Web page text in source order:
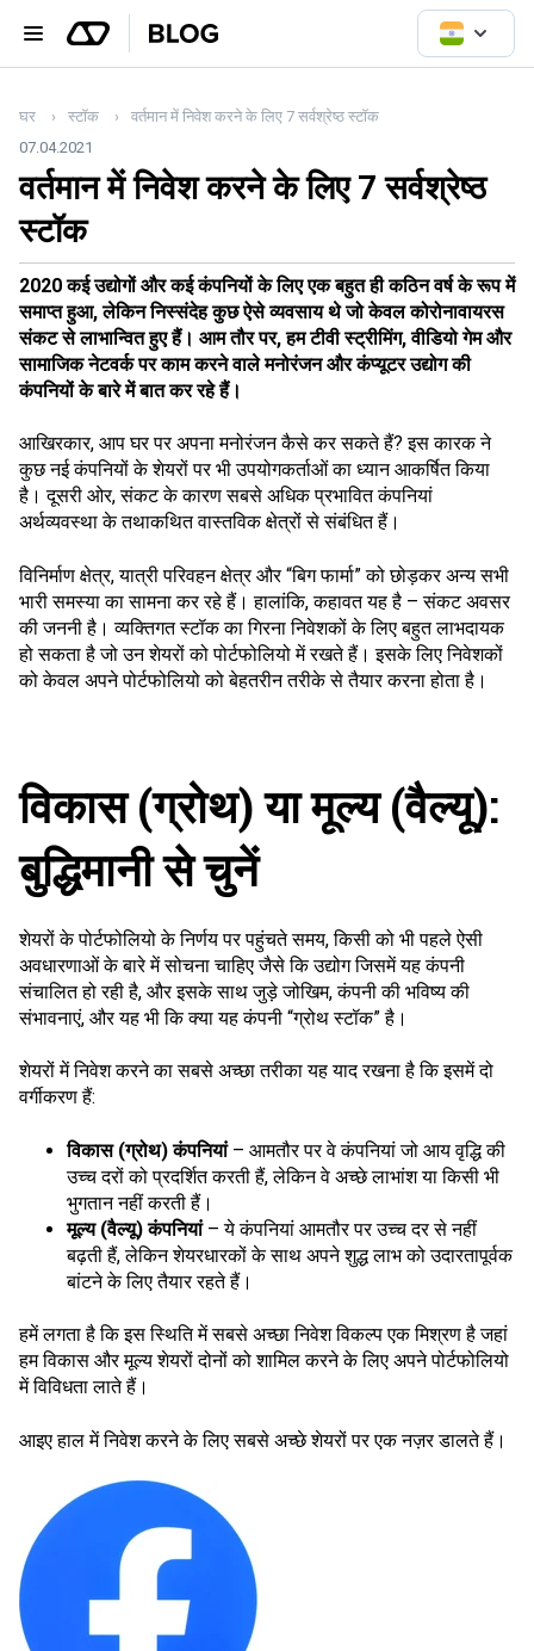
घर स्टॉक
वर्तमान में निवेश करने के लिए 7 सर्वश्रेष्ठ स्टॉक
07.04.2021
वर्तमान में निवेश करने के लिए 7 सर्वश्रेष्ठ
स्टॉक
2020 कई उद्योगों और कई कंपनियों के लिए एक बहुत ही कठिन वर्ष के रूप में
समाप्त हुआ, लेकिन निस्संदेह कुछ ऐसे व्यवसाय थे जो केवल कोरोनावायरस
संकट से लाभान्वित हुए हैं। आम तौर पर, हम टीवी स्ट्रीमिंग, वीडियो गेम और
सामाजिक नेटवर्क पर काम करने वाले मनोरंजन और कंप्यूटर उद्योग की
कंपनियों के बारे में बात कर रहे हैं।
आखिरकार, आप घर पर अपना मनोरंजन कैसे कर सकते हैं? इस कारक ने
कुछ नई कंपनियों के शेयरों पर भी उपयोगकर्ताओं का ध्यान आकर्षित किया
है। दूसरी ओर, संकट के कारण सबसे अधिक प्रभावित कंपनियां
अर्थव्यवस्था के तथाकथित वास्तविक क्षेत्रों से संबंधित हैं।
विनिर्माण क्षेत्र, यात्री परिवहन क्षेत्र और “बिग फार्मा” को छोड़कर अन्य सभी
भारी समस्या का सामना कर रहे हैं। हालांकि, कहावत यह है – संकट अवसर
की जननी है। व्यक्तिगत स्टॉक का गिरना निवेशकों के लिए बहुत लाभदायक
हो सकता है जो उन शेयरों को पोर्टफोलियो में रखते हैं। इसके लिए निवेशकों
को केवल अपने पोर्टफोलियो को बेहतरीन तरीके से तैयार करना होता है।
विकास (ग्रोथ) या मूल्य (वैल्यू):
बुद्धिमानी से चुनें
शेयरों के पोर्टफोलियो के निर्णय पर पहुंचते समय, किसी को भी पहले ऐसी
अवधारणाओं के बारे में सोचना चाहिए जैसे कि उद्योग जिसमें यह कंपनी
संचालित हो रही है, और इसके साथ जुड़े जोखिम, कंपनी की भविष्य की
संभावनाएं, और यह भी कि क्या यह कंपनी “ग्रोथ स्टॉक” है।
शेयरों में निवेश करने का सबसे अच्छा तरीका यह याद रखना है कि इसमें दो
वर्गीकरण हैं:
विकास (ग्रोथ) कंपनियां– आमतौर पर वे कंपनियां जो आय वृद्धि की
उच्च दरों को प्रदर्शित करती हैं, लेकिन वे अच्छे लाभांश या किसी भी
भुगतान नहीं करती हैं।
मूल्य (वैल्यू) कंपनियां– ये कंपनियां आमतौर पर उच्च दर से नहीं
बढ़ती हैं, लेकिन शेयरधारकों के साथ अपने शुद्ध लाभ को उदारतापूर्वक
बांटने के लिए तैयार रहते हैं।
हमें लगता है कि इस स्थिति में सबसे अच्छा निवेश विकल्प एक मिश्रण है जहां
हम विकास और मूल्य शेयरों दोनों को शामिल करने के लिए अपने पोर्टफोलियो
में विविधता लाते हैं।
आइए हाल में निवेश करने के लिए सबसे अच्छे शेयरों पर एक नज़र डालते हैं।